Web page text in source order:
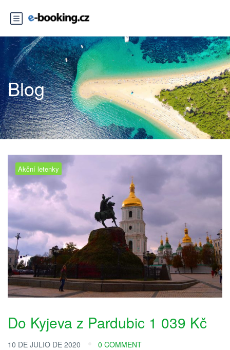
Blog
Akční letenky
Do Kyjeva z Pardubic 1 039 Kč
10 DE JULIO DE 2020 0 COMMENT